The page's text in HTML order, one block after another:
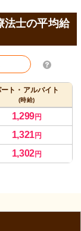
法士の平均給
ト・アルバイト
(時給)
1,299円
1,321円
1,302円